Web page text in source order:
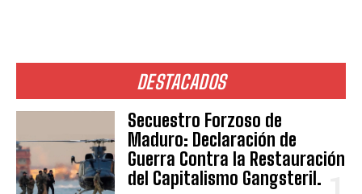
DESTACADOS
Secuestro Forzoso de
Maduro: Declaración de
Guerra Contra la Restauración
del Capitalismo Gangsteril.